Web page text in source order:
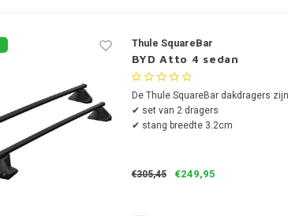
Thule SquareBar
BYD Atto 4 sedan
De Thule SquareBar dakdragers
✔ set van 2 dragers
✔ stang breedte 3.2cm
€305,45 €249,95